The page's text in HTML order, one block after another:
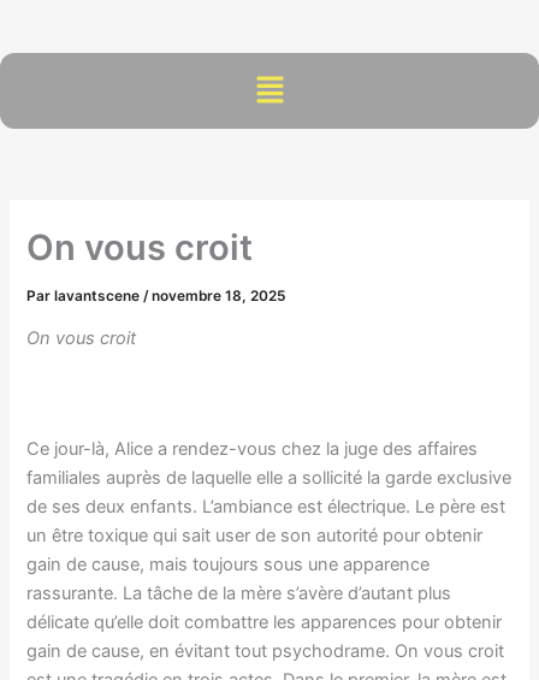
contenu
Menu
On vous croit
Parlavantscene /novembre 18, 2025
On vous croit
Ce jour-là, Alice a rendez-vous chez la juge des affaires
familiales auprès de laquelle elle a sollicité la garde exclusive
de ses deux enfants. L’ambiance est électrique. Le père est
un être toxique qui sait user de son autorité pour obtenir
gain de cause, mais toujours sous une apparence
rassurante. La tâche de la mère s’avère d’autant plus
délicate qu’elle doit combattre les apparences pour obtenir
gain de cause, en évitant tout psychodrame. On vous croit